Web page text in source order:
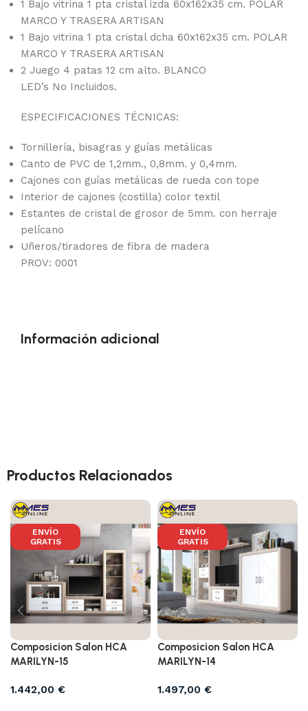
1 Bajo vitrina 1 pta cristal izda 60x162x35 cm. POLAR
MARCO Y TRASERA ARTISAN
1 Bajo vitrina 1 pta cristal dcha 60x162x35 cm. POLAR
MARCO Y TRASERA ARTISAN
2 Juego 4 patas 12 cm alto. BLANCO
LED’s No Incluidos.
ESPECIFICACIONES TÉCNICAS:
Tornillería, bisagras y guías metálicas
Canto de PVC de 1,2mm., 0,8mm. y 0,4mm.
Cajones con guías metálicas de rueda con tope
Interior de cajones (costilla) color textil
Estantes de cristal de grosor de 5mm. con herraje
pelícano
Uñeros/tiradores de fibra de madera
PROV: 0001
Información adicional
Productos Relacionados
ENVÍO
GRATIS
Composicion Salon HCA
MARILYN-15
1.442,00 €
ENVÍO
GRATIS
Composicion Salon HCA
MARILYN-14
1.497,00 €